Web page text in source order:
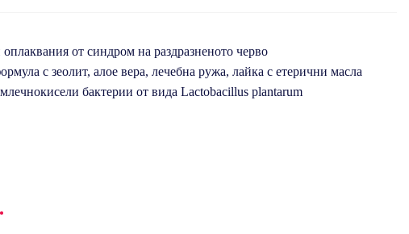
от синдром на раздразненото черво
с зеолит, алое вера, лечебна ружа, лайка с етерични масла
бактерии от видa Lactobacillus plantarum